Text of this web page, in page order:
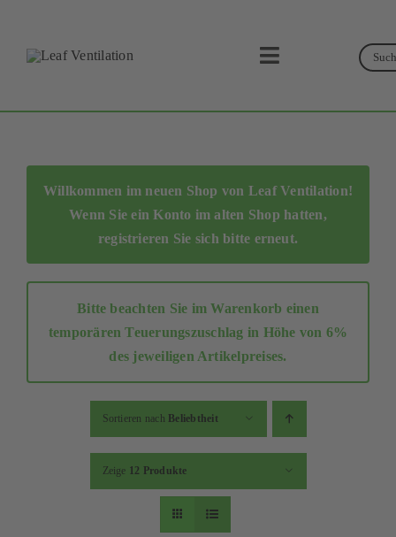
content
Toggle
Leaf Ventilation
Produkte
Service
Lüftungskonzept
Businesspartner
Shop
Kontakt
Mein Konto
Suche
Willkommen im neuen Shop von Leaf Ventilation!
Wenn Sie ein Konto im alten Shop hatten,
registrieren Sie sich bitte erneut.
Bitte beachten Sie im Warenkorb einen
temporären Teuerungszuschlag in Höhe von 6%
des jeweiligen Artikelpreises.
Sortieren nach Beliebtheit
Zeige 12 Produkte